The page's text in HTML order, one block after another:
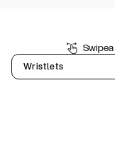
Wristlets